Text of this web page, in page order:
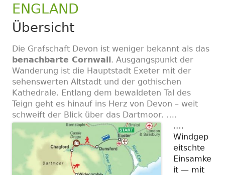
ENGLAND
Übersicht
Die Grafschaft Devon ist weniger bekannt als das
benachbarte Cornwall. Ausgangspunkt der
Wanderung ist die Hauptstadt Exeter mit der
sehenswerten Altstadt und der gothischen
Kathedrale. Entlang dem bewaldeten Tal des
Teign geht es hinauf ins Herz von Devon – weit
schweift der Blick über das Dartmoor. ….
.…
Windgep
eitschte
Einsamke
it — mit